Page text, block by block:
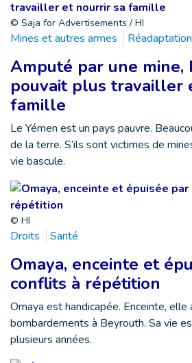
© Saja for Advertisements / HI
Mines et autres armes Réadaptation
Amputé par une mine,
pouvait plus travailler
famille
Le Yémen est un pays pauvre.
de la terre. S’ils sont victimes de
vie bascule.
© HI
Droits Santé
Omaya, enceinte et
conflits à répétition
Omaya est handicapée. Enceinte, elle
bombardements à Beyrouth. Sa vie
plusieurs années.